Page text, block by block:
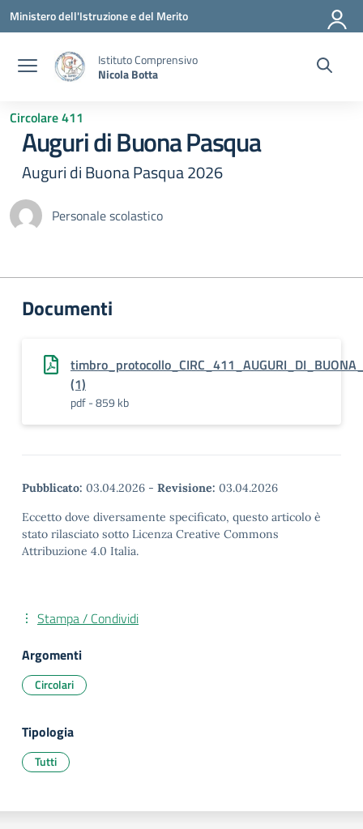
Vai ai contenuti
Vai al menu di navigazione
Vai al footer
Ministero dell'Istruzione e del Merito
Istituto Comprensivo
Nicola Botta
Circolare 411
Auguri di Buona Pasqua
Auguri di Buona Pasqua 2026
Personale scolastico
Documenti
(1)
pdf - 859 kb
Pubblicato: 03.04.2026 - Revisione: 03.04.2026
Eccetto dove diversamente specificato, questo articolo è
stato rilasciato sotto Licenza Creative Commons
Attribuzione 4.0 Italia.
Stampa / Condividi
Argomenti
Circolari
Tipologia
Tutti